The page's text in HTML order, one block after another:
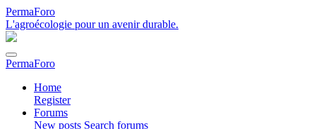
PermaForo
L'agroécologie pour un avenir durable.
PermaForo
Home
Register
Forums
New posts Search forums